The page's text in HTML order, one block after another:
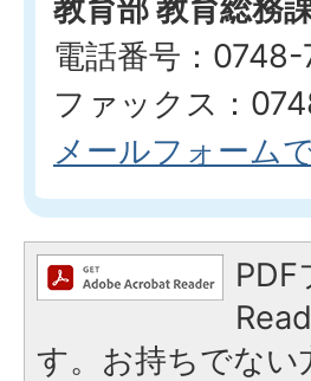
教育部 教育総務
電話番号：
ファックス：
メールフォーム
す。お持ちでな